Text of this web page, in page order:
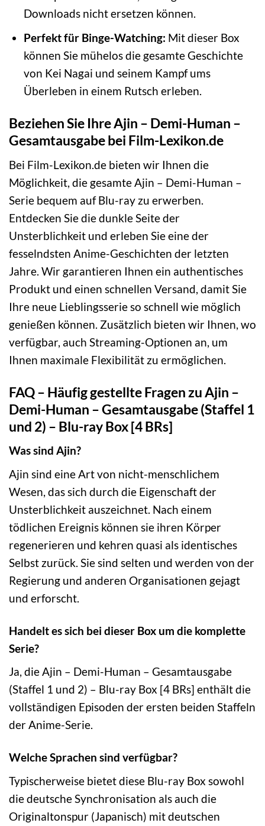
Downloads nicht ersetzen können.
Perfekt für Binge-Watching: Mit dieser Box
können Sie mühelos die gesamte Geschichte
von Kei Nagai und seinem Kampf ums
Überleben in einem Rutsch erleben.
Beziehen Sie Ihre Ajin – Demi-Human –
Gesamtausgabe bei Film-Lexikon.de
Bei Film-Lexikon.de bieten wir Ihnen die
Möglichkeit, die gesamte Ajin – Demi-Human –
Serie bequem auf Blu-ray zu erwerben.
Entdecken Sie die dunkle Seite der
Unsterblichkeit und erleben Sie eine der
fesselndsten Anime-Geschichten der letzten
Jahre. Wir garantieren Ihnen ein authentisches
Produkt und einen schnellen Versand, damit Sie
Ihre neue Lieblingsserie so schnell wie möglich
genießen können. Zusätzlich bieten wir Ihnen, wo
verfügbar, auch Streaming-Optionen an, um
Ihnen maximale Flexibilität zu ermöglichen.
FAQ – Häufig gestellte Fragen zu Ajin –
Demi-Human – Gesamtausgabe (Staffel 1
und 2) – Blu-ray Box [4 BRs]
Was sind Ajin?
Ajin sind eine Art von nicht-menschlichem
Wesen, das sich durch die Eigenschaft der
Unsterblichkeit auszeichnet. Nach einem
tödlichen Ereignis können sie ihren Körper
regenerieren und kehren quasi als identisches
Selbst zurück. Sie sind selten und werden von der
Regierung und anderen Organisationen gejagt
und erforscht.
Handelt es sich bei dieser Box um die komplette
Serie?
Ja, die Ajin – Demi-Human – Gesamtausgabe
(Staffel 1 und 2) – Blu-ray Box [4 BRs] enthält die
vollständigen Episoden der ersten beiden Staffeln
der Anime-Serie.
Welche Sprachen sind verfügbar?
Typischerweise bietet diese Blu-ray Box sowohl
die deutsche Synchronisation als auch die
Originaltonspur (Japanisch) mit deutschen